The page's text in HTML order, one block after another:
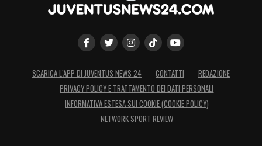
SCARICA L’APP DI JUVENTUS NEWS 24 CONTATTI
REDAZIONE
PRIVACY POLICY E TRATTAMENTO DEI DATI PERSONALI
INFORMATIVA ESTESA SUI COOKIE (COOKIE POLICY)
NETWORK SPORT REVIEW